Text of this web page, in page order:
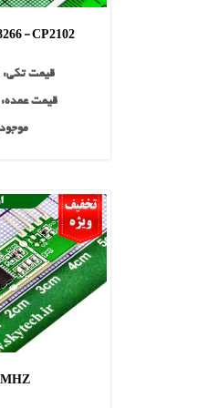
- CP2102
قیمت تکی:
قیمت عمده: